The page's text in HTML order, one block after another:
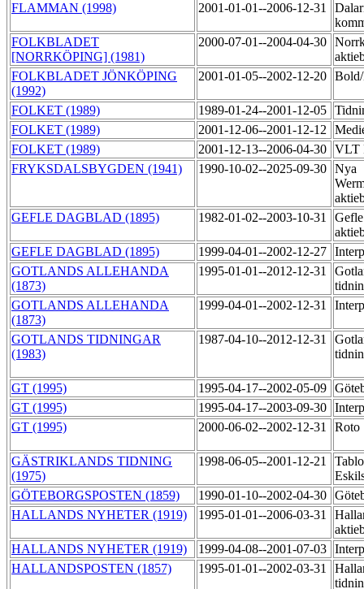
FLAMMAN (1998) 2001-01-01--2006-12-31
FOLKBLADET
[NORRKÖPING] (1981)
2000-07-01--2004-04-30
FOLKBLADET JÖNKÖPING
(1992)
2001-01-05--2002-12-20
FOLKET (1989) 1989-01-24--2001-12-05
FOLKET (1989)
2001-12-06--2001-12-12
FOLKET (1989)
2001-12-13--2006-04-30 VLT
FRYKSDALSBYGDEN (1941)
1990-10-02--2025-09-30 Nya
GEFLE DAGBLAD (1895)
1982-01-02--2003-10-31
GEFLE DAGBLAD (1895)
1999-04-01--2002-12-27
GOTLANDS ALLEHANDA
(1873)
1995-01-01--2012-12-31
GOTLANDS ALLEHANDA
(1873)
1999-04-01--2002-12-31
GOTLANDS TIDNINGAR
(1983)
1987-04-10--2012-12-31
GT (1995) 1995-04-17--2002-05-09
GT (1995)
1995-04-17--2003-09-30
GT (1995)
2000-06-02--2002-12-31 Roto
GÄSTRIKLANDS TIDNING
(1975)
1998-06-05--2001-12-21
GÖTEBORGSPOSTEN (1859)
1990-01-10--2002-04-30
HALLANDS NYHETER (1919)
1995-01-01--2006-03-31
HALLANDS NYHETER (1919)
1999-04-08--2001-07-03
HALLANDSPOSTEN (1857)
1995-01-01--2002-03-31